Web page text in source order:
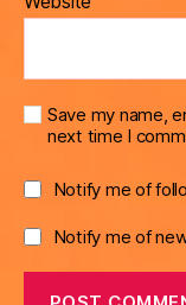
Save my name,
next time I
Notify me of
Notify me of